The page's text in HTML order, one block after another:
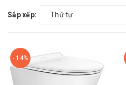
Sắp xếp: Thứ tự
- 14%